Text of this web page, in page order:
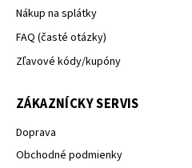
Nákup na splátky
FAQ (časté otázky)
Zľavové kódy/kupóny
ZÁKAZNÍCKY SERVIS
Doprava
Obchodné podmienky